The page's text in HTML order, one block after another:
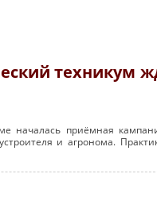
техникум
началась приёмная
и агронома.